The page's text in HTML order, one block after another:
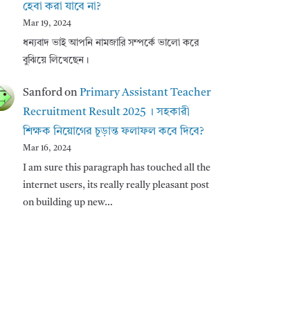
হেবা করা যাবে না?
Mar 19, 2024
ধন্যবাদ ভাই আপনি নামজারি সম্পর্কে ভালো করে
বুঝিয়ে লিখেছেন।
SanfordonPrimary Assistant Teacher
Recruitment Result 2025 । সহকারী
শিক্ষক নিয়োগের চূড়ান্ত ফলাফল কবে দিবে?
Mar 16, 2024
I am sure this paragraph has touched all the
internet users, its really really pleasant post
on building up new…